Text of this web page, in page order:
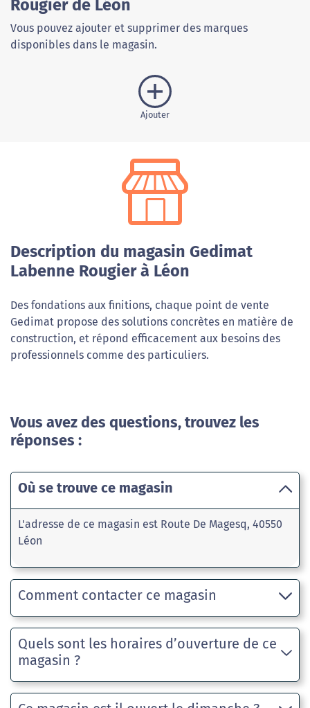
Rougier de Léon
Vous pouvez ajouter et supprimer des marques
disponibles dans le magasin.
Ajouter
Description du magasin Gedimat
Labenne Rougier à Léon
Des fondations aux finitions, chaque point de vente
Gedimat propose des solutions concrètes en matière de
construction, et répond efficacement aux besoins des
professionnels comme des particuliers.
Vous avez des questions, trouvez les
réponses :
Où se trouve ce magasin
L'adresse de ce magasin est Route De Magesq, 40550
Léon
Comment contacter ce magasin
Quels sont les horaires d’ouverture de ce
magasin ?